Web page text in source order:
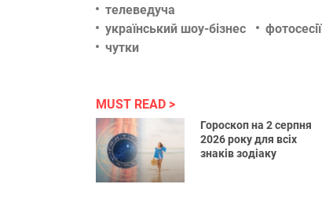
телеведуча
український шоу-бізнес
фотосесії
чутки
MUST READ
Гороскоп на 2 серпня
2026 року для всіх
знаків зодіаку